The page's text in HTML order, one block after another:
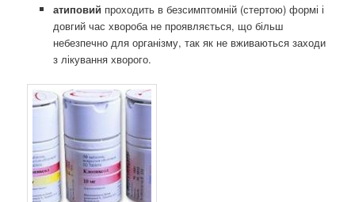
атиповий проходить в безсимптомній (стертою) формі і
довгий час хвороба не проявляється, що більш
небезпечно для організму, так як не вживаються заходи
з лікування хворого.